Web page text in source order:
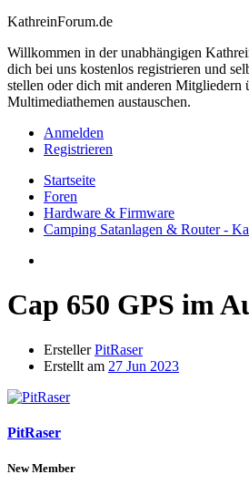
KathreinForum.de
Willkommen in der unabhängigen
dich bei uns kostenlos registrieren und
stellen oder dich mit anderen
Multimediathemen austauschen.
Anmelden
Registrieren
Startseite
Foren
Hardware & Firmware
Camping Satanlagen & Router -
Cap 650 GPS im
Ersteller PitRaser
Erstellt am 27 Jun 2023
PitRaser
New Member